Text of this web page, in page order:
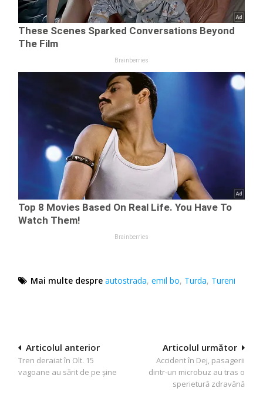
Mai multe despre autostrada,emil bo, Turda, Tureni
Navigare
în
Articolul următor
Accident în Dej, pasagerii
dintr-un microbuz au tras o
sperietură zdravănă
Articolul anterior
Tren deraiat în Olt. 15
vagoane au sărit de pe șine